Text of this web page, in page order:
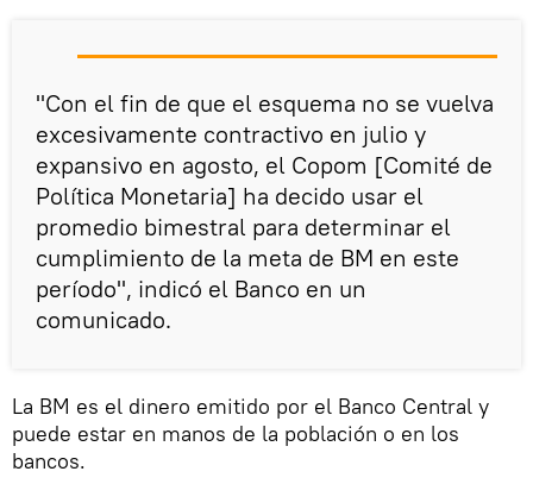
"Con el fin de que el esquema no se vuelva
excesivamente contractivo en julio y
expansivo en agosto, el Copom [Comité de
Política Monetaria] ha decido usar el
promedio bimestral para determinar el
cumplimiento de la meta de BM en este
período", indicó el Banco en un
comunicado.
La BM es el dinero emitido por el Banco Central y
puede estar en manos de la población o en los
bancos.